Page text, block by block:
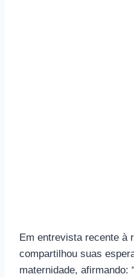
Em entrevista recente à
compartilhou suas
maternidade, afirmando: